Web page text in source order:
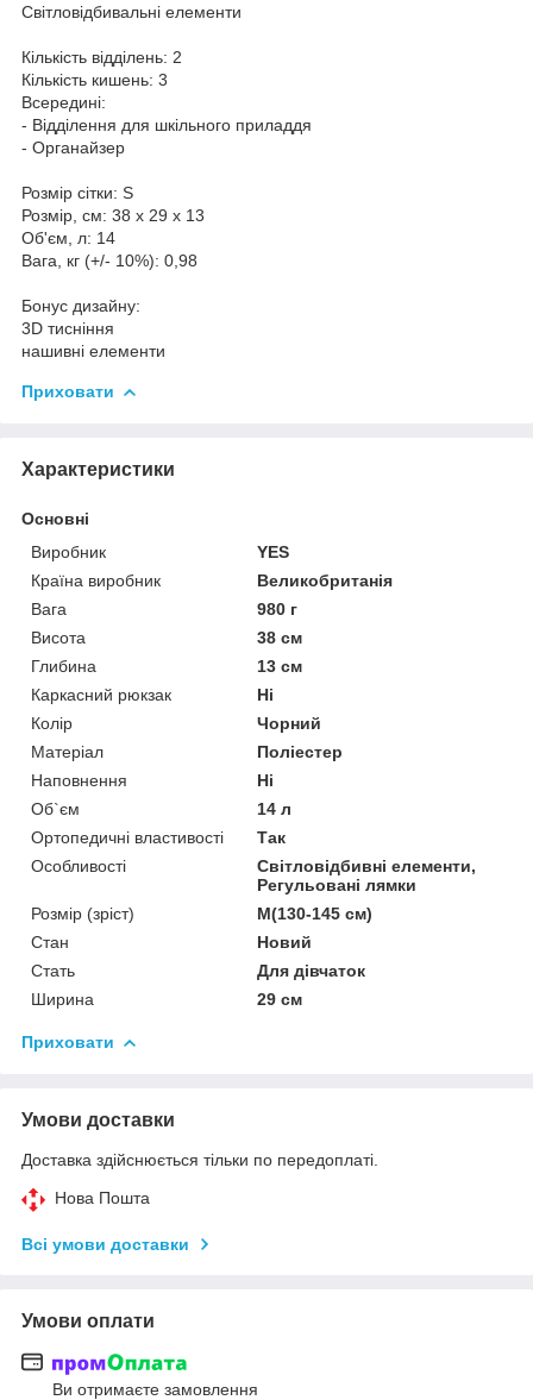
Світловідбивальні елементи
Кількість відділень: 2
Кількість кишень: 3
Всередині:
- Відділення для шкільного приладдя
- Органайзер
Розмір сітки: S
Розмір, см: 38 х 29 х 13
Об'єм, л: 14
Вага, кг (+/- 10%): 0,98
Бонус дизайну:
3D тисніння
нашивні елементи
Приховати
Характеристики
Основні
Виробник
YES
Країна виробник
Великобританія
Вага
980 г
Висота
38 см
Глибина
13 см
Каркасний рюкзак
Ні
Колір
Чорний
Матеріал
Поліестер
Наповнення
Ні
Об`єм
14 л
Ортопедичні властивості
Так
Особливості
Світловідбивні елементи,
Регульовані лямки
Розмір (зріст)
M(130-145 см)
Стан
Новий
Стать
Для дівчаток
Ширина
29 см
Приховати
Умови доставки
Доставка здійснюється тільки по передоплаті.
Нова Пошта
Всі умови доставки
Умови оплати
Ви отримаєте замовлення